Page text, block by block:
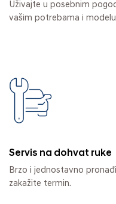
Uživajte u posebnim
vašim potrebama i
Servis na dohvat ruke
Brzo i jednostavno
zakažite termin.